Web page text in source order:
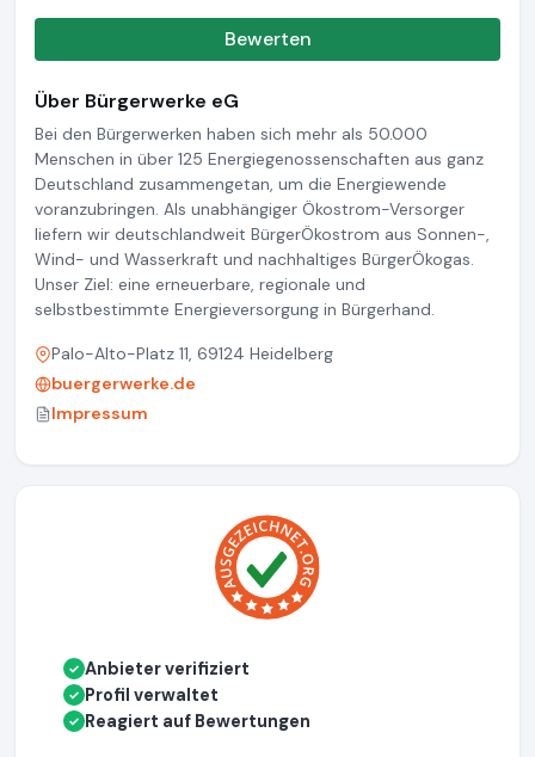
Bewerten
Über Bürgerwerke eG
Bei den Bürgerwerken haben sich mehr als 50.000
Menschen in über 125 Energiegenossenschaften aus ganz
Deutschland zusammengetan, um die Energiewende
voranzubringen. Als unabhängiger Ökostrom-Versorger
liefern wir deutschlandweit BürgerÖkostrom aus Sonnen-,
Wind- und Wasserkraft und nachhaltiges BürgerÖkogas.
Unser Ziel: eine erneuerbare, regionale und
selbstbestimmte Energieversorgung in Bürgerhand.
Palo-Alto-Platz 11, 69124 Heidelberg
buergerwerke.de
Impressum
✓ Anbieter verifiziert
✓ Profil verwaltet
✓ Reagiert auf Bewertungen